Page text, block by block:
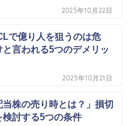
2025年10月22日
で億り人を狙うのは危
と言われる5つのデメリッ
2025年10月21日
当株の売り時とは？」損切
検討する5つの条件